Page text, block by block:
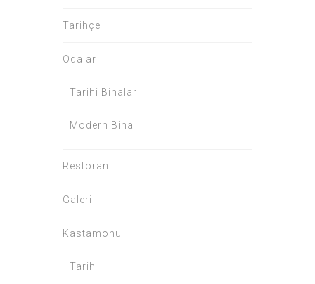
Tarihçe
Odalar
Tarihi Binalar
Modern Bina
Restoran
Galeri
Kastamonu
Tarih